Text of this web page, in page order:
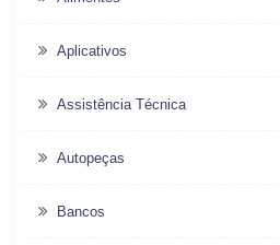
Aplicativos
Assistência Técnica
Autopeças
Bancos